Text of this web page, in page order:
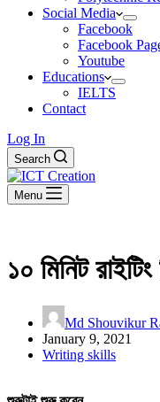
Social Media
Facebook
Facebook
Youtube
Educations
IELTS
Contact
Log In
Search
Menu
১০ মিনিট
Md Shouvikur
January 9, 2021
Writing skills